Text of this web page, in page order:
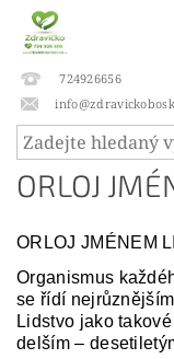
724926656
ORLOJ
ORLOJ JMÉNEM
Organismus
se řídí
Lidstvo jako
delším –